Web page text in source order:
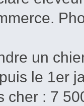
un
le 1er
cher : 7